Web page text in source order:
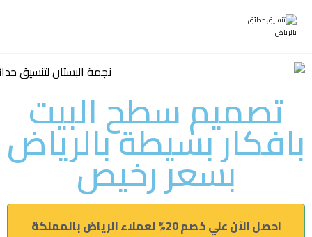
تصميم سطح البيت
بافكار بسيطة بالرياض
بسعر رخيص
احصل الآن علي خصم 20% لعملاء الرياض بالمملكة